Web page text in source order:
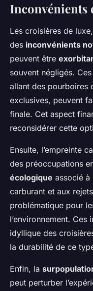
Inconvénients
Les croisières de
des inconvénients
peuvent être
souvent négligés.
allant des pourboires
exclusives, peuvent
finale. Cet aspect
reconsidérer cette
Ensuite, l’empreinte
des préoccupations
écologique associé à
carburant et aux
problématique pour
l’environnement. Ces
idyllique des
la durabilité de ce
Enfin, la
peut perturber